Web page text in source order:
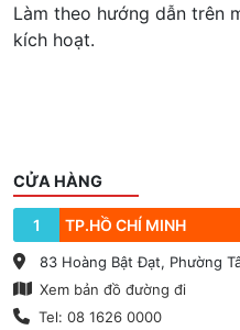
Làm theo hướng dẫn trên
kích hoạt.
CỬA HÀNG
1 TP.HỒ CHÍ MINH
83 Hoàng Bật Đạt, Phường
Xem bản đồ đường đi
Tel: 08 1626 0000